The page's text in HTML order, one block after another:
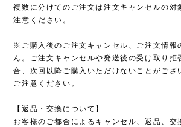
複数に分けてのご注文は注文キャンセルの対
注意ください。
※ご購入後のご注文キャンセル、ご注文情報
ん。ご注文キャンセルや発送後の受け取り拒
合、次回以降ご購入いただけないことがござ
ご注意ください。
【返品・交換について】
お客様のご都合によるキャンセル、返品、交